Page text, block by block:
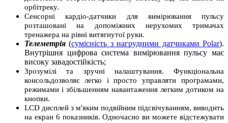
орбітреку.
Сенсорні кардіо-датчики для вимірювання пульсу
розташовані на допоміжних нерухомих тримачах
тренажера на рівні витягнутої руки.
Телеметрія (сумісність з нагрудними датчиками Polar).
Внутрішня цифрова система вимірювання пульсу має
високу завадостійкість;
Зрозумілі та зручні налаштування. Функціональна
консольдозволяє легко і просто управляти програмами,
режимами і збільшенням навантаження легким дотиком на
кнопки.
LCD дисплей з м'яким подвійним підсвічуванням, виводить
на екран 6 показників. Одночасно ви можете відстежувати